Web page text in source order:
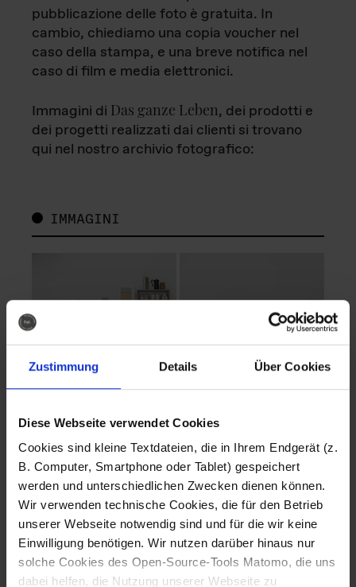
Zustimmung Details Über Cookies
Diese Webseite verwendet Cookies
Cookies sind kleine Textdateien, die in Ihrem Endgerät (z.
B. Computer, Smartphone oder Tablet) gespeichert
werden und unterschiedlichen Zwecken dienen können.
Wir verwenden technische Cookies, die für den Betrieb
unserer Webseite notwendig sind und für die wir keine
Einwilligung benötigen. Wir nutzen darüber hinaus nur
solche Cookies des Open-Source-Tools Matomo, die uns
dabei helfen, die Nutzung unserer Webseite zu
pubblicazione delle foto è gratuita. In
cambio, chiediamo una copia voucher nel
caso della stampa, e una breve notifica nel
caso di film e media elettronici.
Immagini di Das ganze Leben, dei prodotti e
dei progetti realizzati dai clienti si trovano
qui nel nostro archivio fotografico:
IMMAGINI
Fotografo: Lorenz
Sternbach
Download
Fotografo: Lorenz
Sternbach
Download